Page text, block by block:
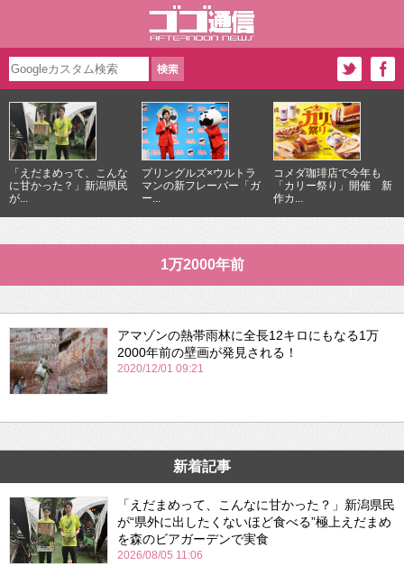
「えだまめって、こんな
に甘かった？」新潟県民
が...
プリングルズ×ウルトラ
マンの新フレーバー「ガ
ー...
コメダ珈琲店で今年も
「カリー祭り」開催 新
作カ...
1万2000年前
アマゾンの熱帯雨林に全長12キロにもなる1万
2000年前の壁画が発見される！
2020/12/01 09:21
新着記事
「えだまめって、こんなに甘かった？」新潟県民
が“県外に出したくないほど食べる”極上えだまめ
を森のビアガーデンで実食
2026/08/05 11:06